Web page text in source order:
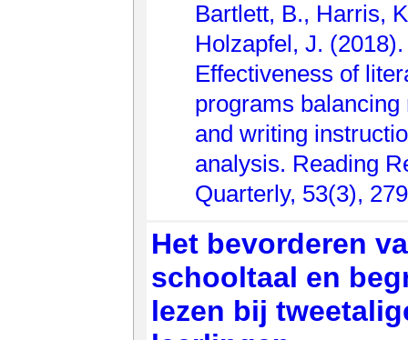
Bartlett, B., Harris,
Holzapfel, J. (2018).
Effectiveness of
programs balancing
and writing
analysis. Reading
Quarterly, 53(3),
Het bevorderen
schooltaal en
lezen bij